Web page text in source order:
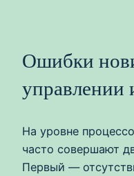
Ошибки
управлении
На уровне
часто совершают
Первый —